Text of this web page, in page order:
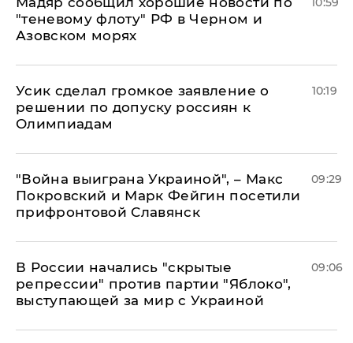
"теневому флоту" РФ в Черном и
Азовском морях
Усик сделал громкое заявление о
решении по допуску россиян к
Олимпиадам
10:19
"Война выиграна Украиной", – Макс
Покровский и Марк Фейгин посетили
прифронтовой Славянск
09:29
В России начались "скрытые
репрессии" против партии "Яблоко",
выступающей за мир с Украиной
09:06